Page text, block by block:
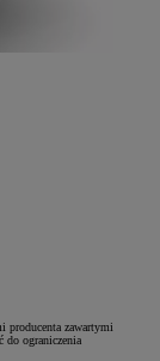
producenta zawartymi
do ograniczenia